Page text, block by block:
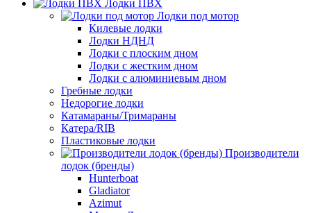
Лодки ПВХ
Лодки под мотор
Килевые лодки
Лодки НДНД
Лодки с плоским дном
Лодки с жестким дном
Лодки с алюминиевым дном
Гребные лодки
Недорогие лодки
Катамараны/Тримараны
Катера/RIB
Пластиковые лодки
Производители
лодок (бренды)
Hunterboat
Gladiator
Azimut